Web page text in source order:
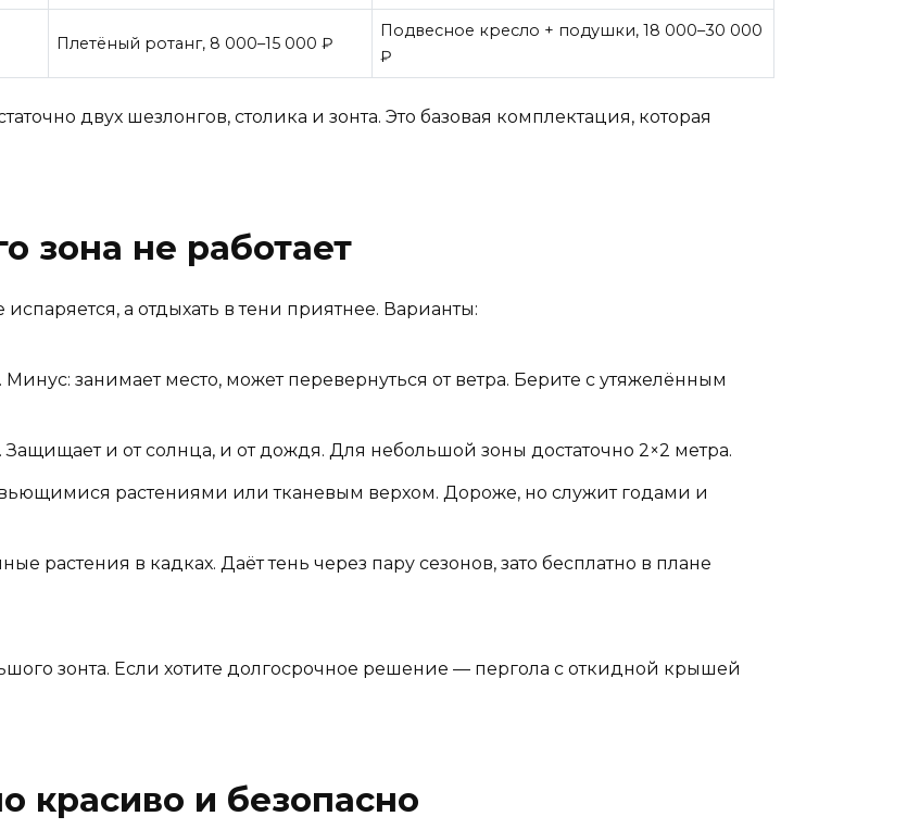
Плетёный ротанг, 8 000–15 000 ₽
Подвесное кресло + подушки, 18 000–30 000
₽
двух шезлонгов, столика и зонта. Это базовая комплектация, которая
зона не работает
а отдыхать в тени приятнее. Варианты:
занимает место, может перевернуться от ветра. Берите с утяжелённым
и от солнца, и от дождя. Для небольшой зоны достаточно 2×2 метра.
растениями или тканевым верхом. Дороже, но служит годами и
растения в кадках. Даёт тень через пару сезонов, зато бесплатно в плане
зонта. Если хотите долгосрочное решение — пергола с откидной крышей
красиво и безопасно